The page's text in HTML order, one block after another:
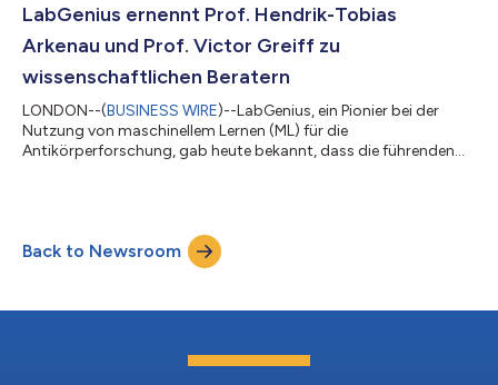
Congress 2025 angekündigt, der vom 10. bis 12. Dezember
Königreich...
LabGenius ernennt Prof. Hendrik-Tobias
Arkenau und Prof. Victor Greiff zu
wissenschaftlichen Beratern
LONDON--(BUSINESS WIRE)--LabGenius, ein Pionier bei der
Nutzung von maschinellem Lernen (ML) für die
Antikörperforschung, gab heute bekannt, dass die führenden
biotechnologischen Bereich werden sie eine wichtige Rolle bei
der Weiterentwicklung der Antikörper-Entdeckungsplattform
von LabGenius und ihrer Fähigkeit zur Entdeck...
Back to Newsroom